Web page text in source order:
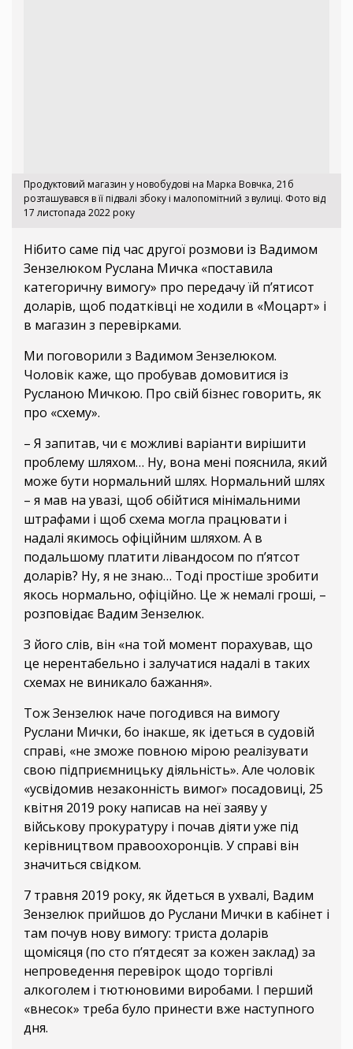
Продуктовий магазин у новобудові на Марка Вовчка, 21б
розташувався в її підвалі збоку і малопомітний з вулиці. Фото від
17 листопада 2022 року
Нібито саме під час другої розмови із Вадимом
Зензелюком Руслана Мичка «поставила
категоричну вимогу» про передачу їй п’ятисот
доларів, щоб податківці не ходили в «Моцарт» і
в магазин з перевірками.
Ми поговорили з Вадимом Зензелюком.
Чоловік каже, що пробував домовитися із
Русланою Мичкою. Про свій бізнес говорить, як
про «схему».
– Я запитав, чи є можливі варіанти вирішити
проблему шляхом… Ну, вона мені пояснила, який
може бути нормальний шлях. Нормальний шлях
– я мав на увазі, щоб обійтися мінімальними
штрафами і щоб схема могла працювати і
надалі якимось офіційним шляхом. А в
подальшому платити лівандосом по п’ятсот
доларів? Ну, я не знаю… Тоді простіше зробити
якось нормально, офіційно. Це ж немалі гроші, –
розповідає Вадим Зензелюк.
З його слів, він «на той момент порахував, що
це нерентабельно і залучатися надалі в таких
схемах не виникало бажання».
Тож Зензелюк наче погодився на вимогу
Руслани Мички, бо інакше, як ідеться в судовій
справі, «не зможе повною мірою реалізувати
свою підприємницьку діяльність». Але чоловік
«усвідомив незаконність вимог» посадовиці, 25
квітня 2019 року написав на неї заяву у
військову прокуратуру і почав діяти уже під
керівництвом правоохоронців. У справі він
значиться свідком.
7 травня 2019 року, як йдеться в ухвалі, Вадим
Зензелюк прийшов до Руслани Мички в кабінет і
там почув нову вимогу: триста доларів
щомісяця (по сто п’ятдесят за кожен заклад) за
непроведення перевірок щодо торгівлі
алкоголем і тютюновими виробами. І перший
«внесок» треба було принести вже наступного
дня.